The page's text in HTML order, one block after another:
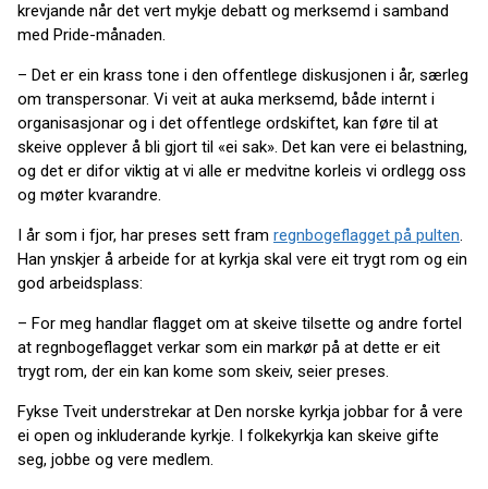
krevjande når det vert mykje debatt og merksemd i samband
med Pride-månaden.
– Det er ein krass tone i den offentlege diskusjonen i år, særleg
om transpersonar. Vi veit at auka merksemd, både internt i
organisasjonar og i det offentlege ordskiftet, kan føre til at
skeive opplever å bli gjort til «ei sak». Det kan vere ei belastning,
og det er difor viktig at vi alle er medvitne korleis vi ordlegg oss
og møter kvarandre.
I år som i fjor, har preses sett fram regnbogeflagget på pulten.
Han ynskjer å arbeide for at kyrkja skal vere eit trygt rom og ein
god arbeidsplass:
– For meg handlar flagget om at skeive tilsette og andre fortel
at regnbogeflagget verkar som ein markør på at dette er eit
trygt rom, der ein kan kome som skeiv, seier preses.
Fykse Tveit understrekar at Den norske kyrkja jobbar for å vere
ei open og inkluderande kyrkje. I folkekyrkja kan skeive gifte
seg, jobbe og vere medlem.